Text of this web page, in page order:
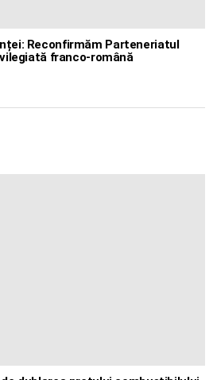
Reconfirmăm Parteneriatul
franco-română